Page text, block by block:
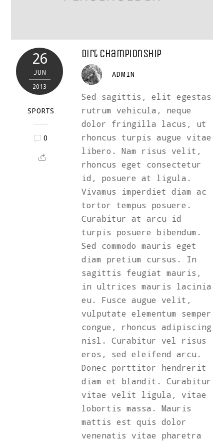
26
JUN
2013
SPORTS
0
Dirt Championship
ADMIN
Sed sagittis, elit egestas
rutrum vehicula, neque
dolor fringilla lacus, ut
rhoncus turpis augue vitae
libero. Nam risus velit,
rhoncus eget consectetur
id, posuere at ligula.
Vivamus imperdiet diam ac
tortor tempus posuere.
Curabitur at arcu id
turpis posuere bibendum.
Sed commodo mauris eget
diam pretium cursus. In
sagittis feugiat mauris,
in ultrices mauris lacinia
eu. Fusce augue velit,
vulputate elementum semper
congue, rhoncus adipiscing
nisl. Curabitur vel risus
eros, sed eleifend arcu.
Donec porttitor hendrerit
diam et blandit. Curabitur
vitae velit ligula, vitae
lobortis massa. Mauris
mattis est quis dolor
venenatis vitae pharetra